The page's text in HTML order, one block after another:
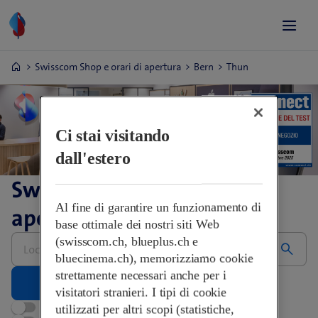
Swisscom Shop e orari di apertura Bern Thun
Swisscom Shop e orari di
apertura
Inserire
l’indirizzo,
Aperti adesso
Ci stai visitando
dall'estero
Al fine di garantire un funzionamento di
base ottimale dei nostri siti Web
(swisscom.ch, blueplus.ch e
bluecinema.ch), memorizziamo cookie
strettamente necessari anche per i
visitatori stranieri. I tipi di cookie
utilizzati per altri scopi (statistiche,